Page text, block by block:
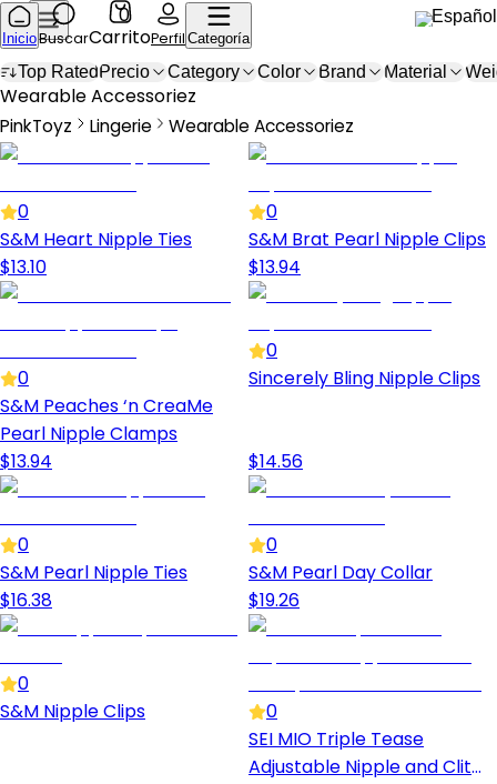
Español
InicioBuscar
0
CarritoPerfil Categoría
Top RatedPrecio Category Color Brand Material
Wearable Accessoriez
PinkToyz Lingerie
Lingerie
Wearable Accessoriez
Wearable Accessories
0
S&M Heart Nipple Ties
$13.10
0
S&M Brat Pearl Nipple Clips
$13.94
0
S&M Peaches ‘n CreaMe
Pearl Nipple Clamps
$13.94
0
Sincerely Bling Nipple Clips
$14.56
0
S&M Pearl Nipple Ties
$16.38
0
S&M Pearl Day Collar
$19.26
0
S&M Nipple Clips
0
SEI MIO Triple Tease
Adjustable Nipple and Clit